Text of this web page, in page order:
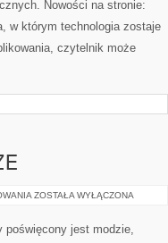
Nowości na stronie:
w którym technologia zostaje
czytelnik może
MAKIJAŻ
PLUS
SIZE
ZOSTAŁA WYŁĄCZONA
poświęcony jest modzie,